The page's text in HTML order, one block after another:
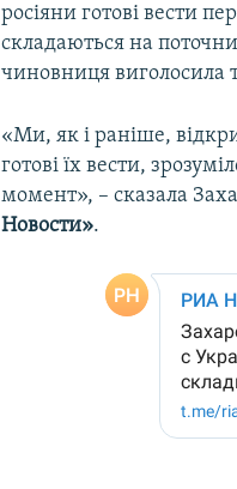
росіяни готові вести
складаються на
чиновниця виголосила
«Ми, як і раніше,
готові їх вести,
момент», – сказала
Новости».